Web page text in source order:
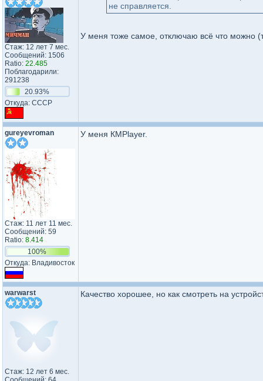
Стаж: 12 лет 7 мес.
Сообщений: 1506
Ratio: 22.485
Поблагодарили:
291238
20.93%
Откуда: CCCР
не справляется.
У меня тоже самое, отключаю всё что можно
gureyevroman
Стаж: 11 лет 11 мес.
Сообщений: 59
Ratio: 8.414
100%
Откуда: Владивосток
У меня КМРlayer.
warwarst
Стаж: 12 лет 6 мес.
Качество хорошее, но как смотреть на